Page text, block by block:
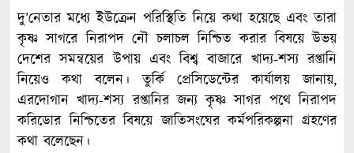
দু’নেতার মধ্যে ইউক্রেন পরিস্থিতি নিয়ে কথা হয়েছে এবং তারা
কৃষ্ণ সাগরে নিরাপদ নৌ চলাচল নিশ্চিত করার বিষয়ে উভয়
দেশের সমন্বয়ের উপায় এবং বিশ্ব বাজারে খাদ্য-শস্য রপ্তানি
নিয়েও কথা বলেন। তুর্কি প্রেসিডেন্টের কার্যালয় জানায়,
এরদোগান খাদ্য-শস্য রপ্তানির জন্য কৃষ্ণ সাগর পথে নিরাপদ
করিডোর নিশ্চিতের বিষয়ে জাতিসংঘের কর্মপরিকল্পনা গ্রহণের
কথা বলেছেন।